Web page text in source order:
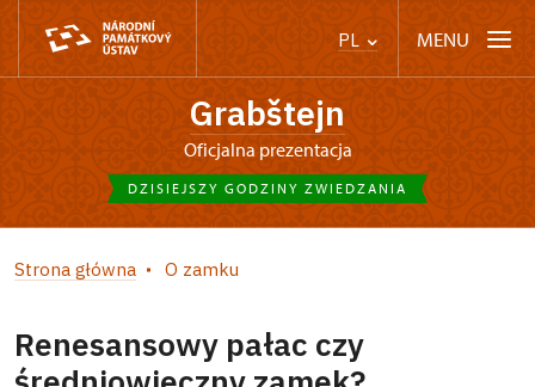
PL MENU
Grabštejn
Oficjalna prezentacja
DZISIEJSZY GODZINY ZWIEDZANIA
Strona główna O zamku
Renesansowy pałac czy